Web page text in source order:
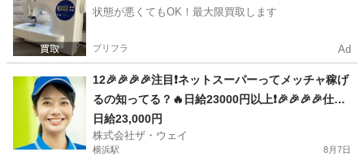
状態が悪くてもOK！最大限買取します
プリフラ Ad
12🎉🎉🎉🎉注目❗️ネットスーパーってメッチャ稼げ
るの知ってる？🔥日給23000円以上❗️🎉🎉🎉🎉仕事
は楽チンで女子いっぱい✨安定収入😄完全週休2日
制だよ💗
日給23,000円
株式会社ザ・ウェイ
横浜駅 8月7日